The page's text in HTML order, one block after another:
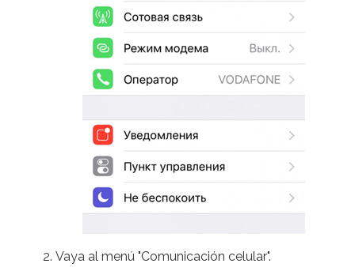
Vaya al menú "Comunicación celular".